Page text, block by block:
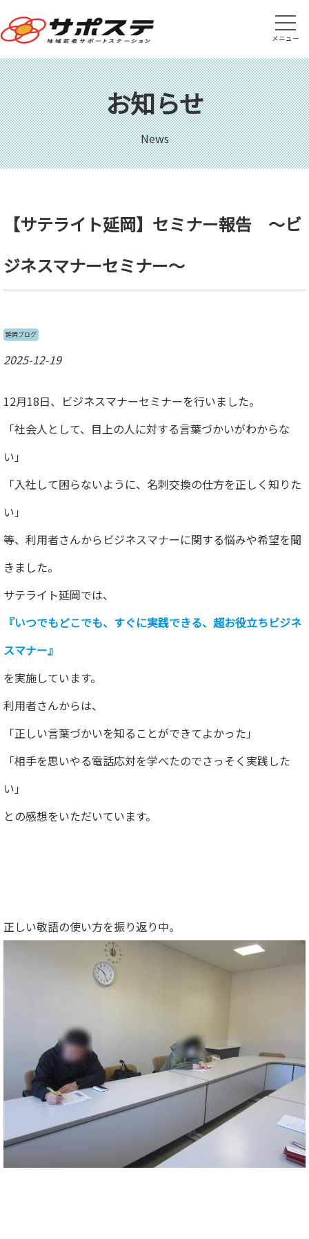
メニュー
お知らせ
News
【サテライト延岡】セミナー報告 ～ビ
ジネスマナーセミナー～
延岡ブログ
2025-12-19
12月18日、ビジネスマナーセミナーを行いました。
「社会人として、目上の人に対する言葉づかいがわからな
い」
「入社して困らないように、名刺交換の仕方を正しく知りた
い」
等、利用者さんからビジネスマナーに関する悩みや希望を聞
きました。
サテライト延岡では、
『いつでもどこでも、すぐに実践できる、超お役立ちビジネ
スマナー』
を実施しています。
利用者さんからは、
「正しい言葉づかいを知ることができてよかった」
「相手を思いやる電話応対を学べたのでさっそく実践した
い」
との感想をいただいています。
正しい敬語の使い方を振り返り中。